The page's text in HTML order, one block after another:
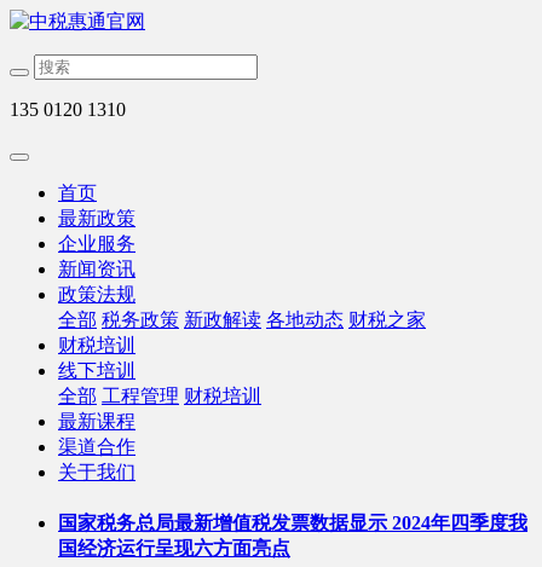
135 0120 1310
首页
最新政策
企业服务
新闻资讯
政策法规
全部 税务政策 新政解读 各地动态 财税之家
财税培训
线下培训
全部 工程管理 财税培训
最新课程
渠道合作
关于我们
国家税务总局最新增值税发票数据显示 2024年四季度我
国经济运行呈现六方面亮点